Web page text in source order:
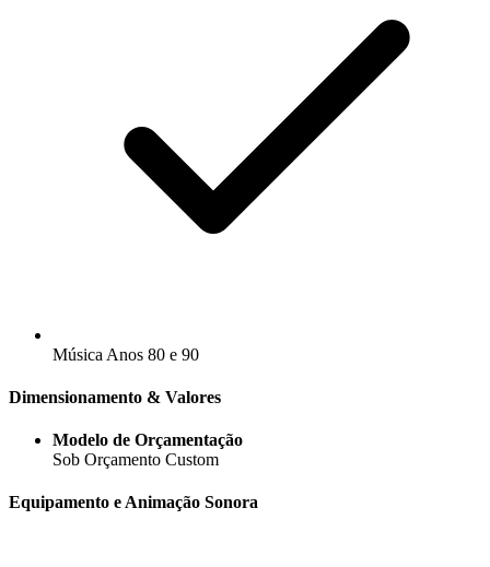
Música Anos 80 e 90
Dimensionamento & Valores
Modelo de Orçamentação
Sob Orçamento Custom
Equipamento e Animação Sonora